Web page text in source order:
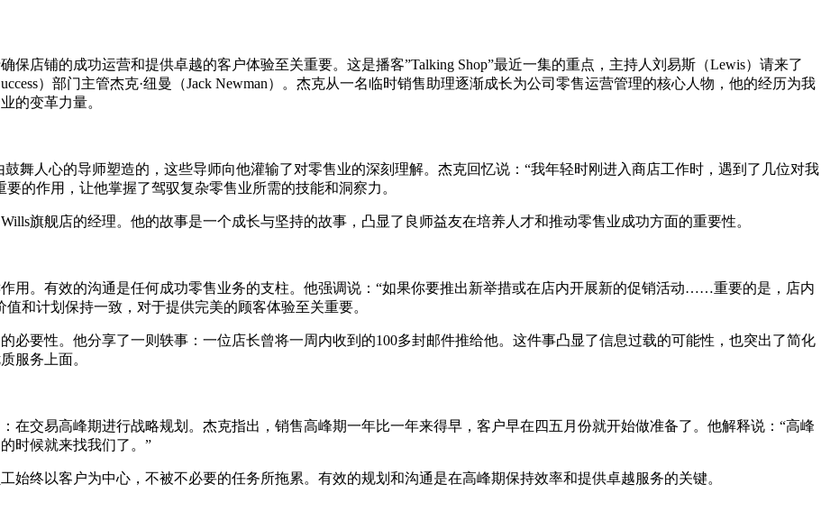
店铺的成功运营和提供卓越的客户体验至关重要。这是播客”Talking Shop”最近一集的重点，主持人刘易斯（Lewis）请来了
）部门主管杰克·纽曼（Jack Newman）。杰克从一名临时销售助理逐渐成长为公司零售运营管理的核心人物，他的经历为我
的变革力量。
舞人心的导师塑造的，这些导师向他灌输了对零售业的深刻理解。杰克回忆说：“我年轻时刚进入商店工作时，遇到了几位对我
的作用，让他掌握了驾驭复杂零售业所需的技能和洞察力。
旗舰店的经理。他的故事是一个成长与坚持的故事，凸显了良师益友在培养人才和推动零售业成功方面的重要性。
用。有效的沟通是任何成功零售业务的支柱。他强调说：“如果你要推出新举措或在店内开展新的促销活动……重要的是，店内
和计划保持一致，对于提供完美的顾客体验至关重要。
必要性。他分享了一则轶事：一位店长曾将一周内收到的100多封邮件推给他。这件事凸显了信息过载的可能性，也突出了简化
服务上面。
在交易高峰期进行战略规划。杰克指出，销售高峰期一年比一年来得早，客户早在四五月份就开始做准备了。他解释说：“高峰
时候就来找我们了。”
始终以客户为中心，不被不必要的任务所拖累。有效的规划和沟通是在高峰期保持效率和提供卓越服务的关键。